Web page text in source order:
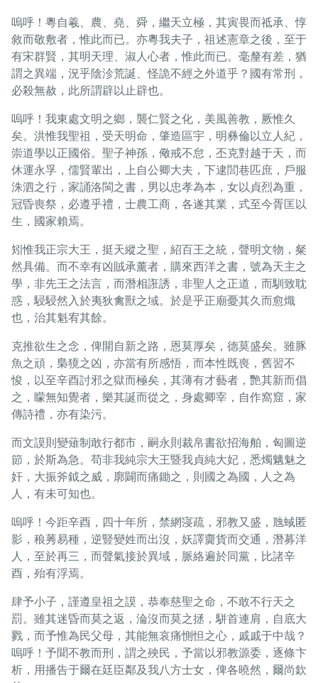
嗚呼！粵自羲、農、堯、舜，繼天立極，其寅畏而祗承、惇
敘而敬敷者，惟此而已。亦粵我夫子，祖述憲章之後，至于
有宋群賢，其明天理、淑人心者，惟此而已。毫釐有差，猶
謂之異端，況乎陰沴荒誕、怪詭不經之外道乎？國有常刑，
必殺無赦，此所謂辟以止辟也。
嗚呼！我東處文明之鄉，襲仁賢之化，美風善教，厥惟久
矣。洪惟我聖祖，受天明命，肇造區宇，明彝倫以立人紀，
崇道學以正國俗。聖子神孫，儆戒不怠，丕克對越于天，而
休運永孚，儒賢輩出，上自公卿大夫，下逮閭巷匹庶，戶服
洙泗之行，家誦洛閩之書，男以忠孝為本，女以貞烈為重，
冠昏喪祭，必遵乎禮，士農工商，各遂其業，式至今胥匡以
生，國家賴焉。
矧惟我正宗大王，挺天縱之聖，紹百王之統，聲明文物，粲
然具備。而不幸有凶賊承薰者，購來西洋之書，號為天主之
學，非先王之法言，而潛相誑誘，非聖人之正道，而馴致耽
惑，駸駸然入於夷狄禽獸之域。於是乎正廟憂其久而愈熾
也，治其魁宥其餘。
克推欲生之念，俾開自新之路，恩莫厚矣，德莫盛矣。雖豚
魚之頑，梟獍之凶，亦當有所感悟，而本性既喪，舊習不
悛，以至辛酉討邪之獄而極矣，其薄有才藝者，艷其新而倡
之，矇無知覺者，樂其誕而從之，身處卿宰，自作窩窟，家
傳詩禮，亦有染污。
而文謨則變薙制敢行都市，嗣永則裁帛書欲招海舶，匈圖逆
節，於斯為急。苟非我純宗大王暨我貞純大妃，悉燭魑魅之
奸，大振斧鉞之威，廓闢而痛鋤之，則國之為國，人之為
人，有未可知也。
嗚呼！今距辛酉，四十年所，禁網寖疏，邪教又盛，虺蜮匿
影，稂莠易種，逆豎變姓而出沒，妖譯齎貨而交通，潛募洋
人，至於再三，而聲氣接於異域，脈絡遍於同黨，比諸辛
酉，殆有浮焉。
肆予小子，謹遵皇祖之謨，恭奉慈聖之命，不敢不行天之
罰。雖其迷昏而莫之返，淪沒而莫之拯，駢首連肩，自底大
戮，而予惟為民父母，其能無哀痛惻怛之心，戚戚于中哉？
嗚呼！予聞不教而刑，謂之殃民，予當以邪教源委，逐條卞
析，用播告于爾在廷臣鄰及我八方士女，俾各曉然，爾尚欽